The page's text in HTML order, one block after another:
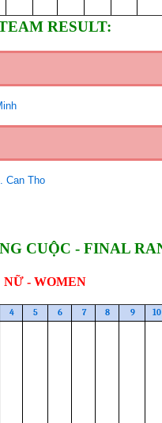
RESULT:
Can Tho
CUỘC - FINAL
NỮ - WOMEN
4 5 6 7 8 9 10